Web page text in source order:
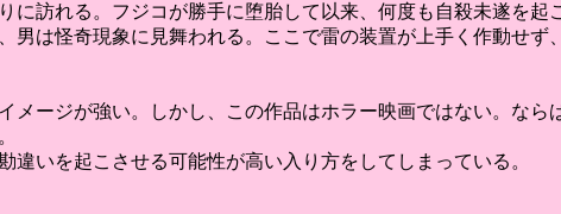
に訪れる。フジコが勝手に堕胎して以来、何度も自殺未遂を
男は怪奇現象に見舞われる。ここで雷の装置が上手く作動せ
メージが強い。しかし、この作品はホラー映画ではない。なら
違いを起こさせる可能性が高い入り方をしてしまっている。